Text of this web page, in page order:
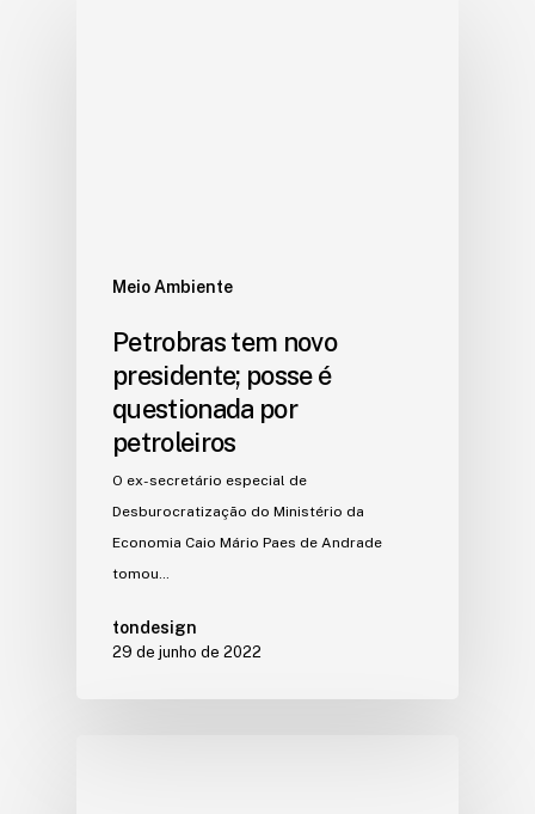
Meio Ambiente
Petrobras tem novo
presidente; posse é
questionada por
petroleiros
O ex-secretário especial de
Desburocratização do Ministério da
Economia Caio Mário Paes de Andrade
tomou…
tondesign
29 de junho de 2022